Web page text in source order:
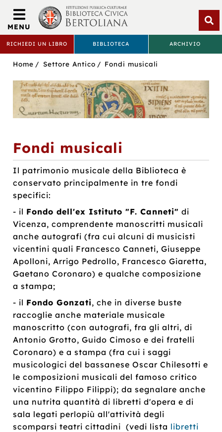
BIBLIOTECA
BERTOLIANA
RICHIEDI UN LIBRO BIBLIOTECA ARCHIVIO
MENU
Bertoliana
Sei
Home Settore Antico Fondi musicali
Fondi musicali
Il patrimonio musicale della Biblioteca è
conservato principalmente in tre fondi
specifici:
- il Fondo dell'ex Istituto "F. Canneti" di
Vicenza, comprendente manoscritti musicali
anche autografi (fra cui alcuni di musicisti
vicentini quali Francesco Canneti, Giuseppe
Apolloni, Arrigo Pedrollo, Francesco Giaretta,
Gaetano Coronaro) e qualche composizione
a stampa;
- il Fondo Gonzati, che in diverse buste
raccoglie anche materiale musicale
manoscritto (con autografi, fra gli altri, di
Antonio Grotto, Guido Cimoso e dei fratelli
Coronaro) e a stampa (fra cui i saggi
musicologici del bassanese Oscar Chilesotti e
le composizioni musicali del famoso critico
vicentino Filippo Filippi); da segnalare anche
una nutrita quantità di libretti d'opera e di
sala legati perlopiù all'attività degli
scomparsi teatri cittadini (vedi lista libretti